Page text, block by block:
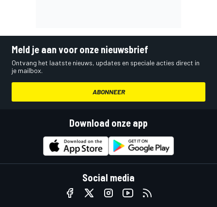
Meld je aan voor onze nieuwsbrief
Ontvang het laatste nieuws, updates en speciale acties direct in
je mailbox.
ABONNEER
Download onze app
Social media